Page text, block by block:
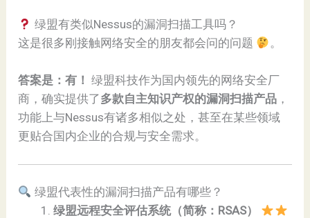
绿盟有类似Nessus的漏洞扫描工具吗？
这是很多刚接触网络安全的朋友都会问的问题
。
答案是：有！ 绿盟科技作为国内领先的网络安全厂
商，确实提供了多款自主知识产权的漏洞扫描产品 ，
功能上与Nessus有诸多相似之处，甚至在某些领域
更贴合国内企业的合规与安全需求。
绿盟代表性的漏洞扫描产品有哪些？
绿盟远程安全评估系统（简称：RSAS）